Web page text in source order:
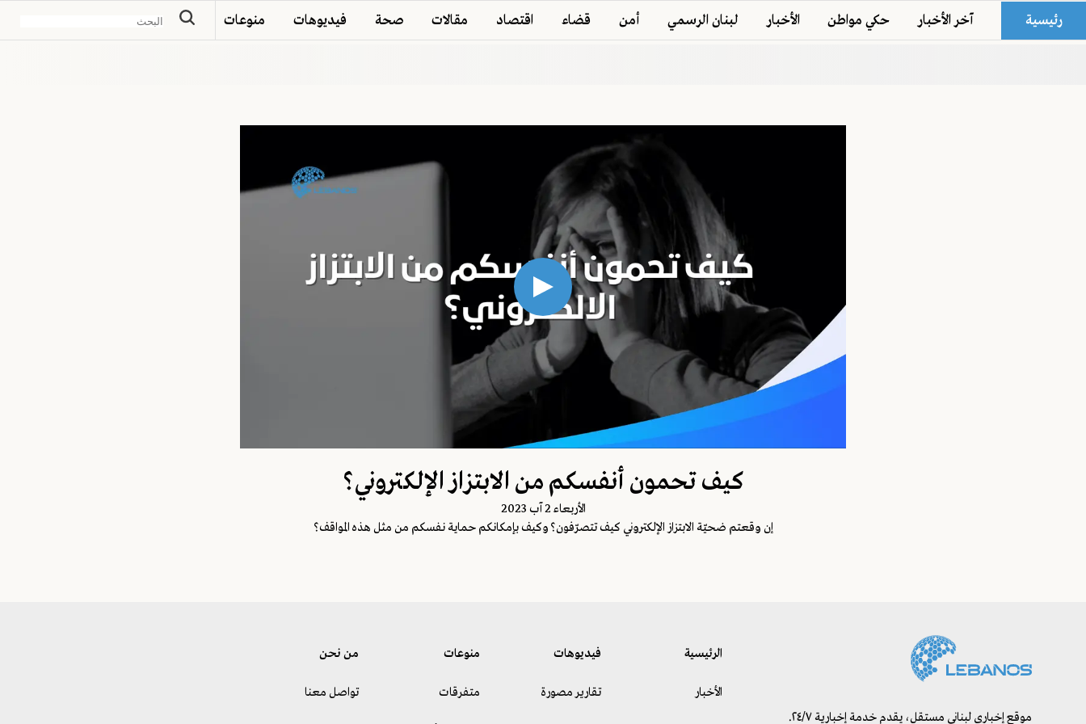
رئيسية آخر الأخبار حكي مواطن الأخبار لبنان الرسمي أمن قضاء اقتصاد مقالات صحة فيديوهات منوعات
كيف تحمون أنفسكم من الابتزاز الإلكتروني؟
اﻷربعاء 2 آب 2023
إن وقعتم ضحيّة الابتزاز الإلكتروني كيف تتصرّفون؟ وكيف بإمكانكم حماية نفسكم من مثل هذه المواقف؟
موقع إخباري لبناني مستقل، يقدم خدمة إخبارية ٢٤/٧.
الرئيسية
الأخبار
فيديوهات
تقارير مصورة
منوعات
متفرقات
من نحن
تواصل معنا